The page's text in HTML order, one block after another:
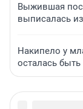
Выжившая
выписалась
Накипело у
осталась